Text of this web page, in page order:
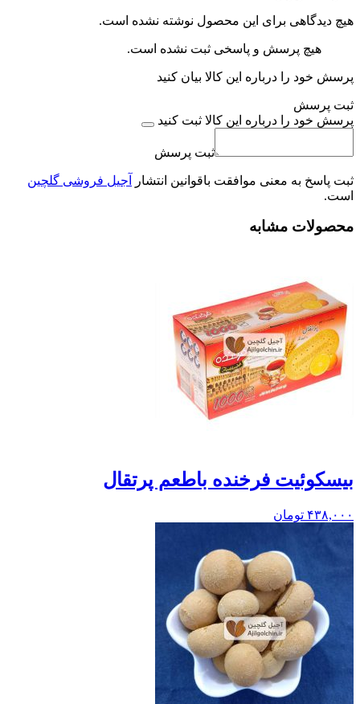
هیچ دیدگاهی برای این محصول نوشته نشده است.
هیچ پرسش و پاسخی ثبت نشده است.
پرسش خود را درباره این کالا بیان کنید
ثبت پرسش
پرسش خود را درباره این کالا ثبت کنید
ثبت پرسش
ثبت پاسخ به معنی موافقت باقوانین انتشار
آجیل فروشی گلچین
است.
محصولات مشابه
بيسکوئيت فرخنده باطعم پرتقال
۴۳۸,۰۰۰ تومان